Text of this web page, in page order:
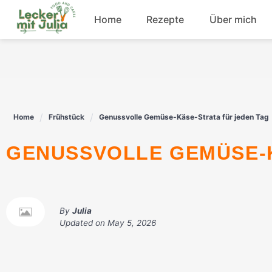
Skip
content
Home Rezepte
Rindfleisch
Dessert
Über mich
Home Frühstück Genussvolle Gemüse-Käse-Strata für jeden Tag
GENUSSVOLLE
By Julia
Updated on May 5, 2026